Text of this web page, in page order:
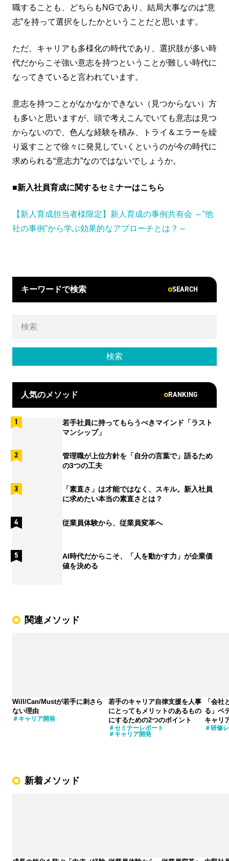
職することも、どちらもNGであり、結局大事なのは“意
志”を持って選択をしたかということだと思います。
ただ、キャリアも多様化の時代であり、選択肢が多い時
代だからこそ強い意志を持つということが難しい時代に
なってきていると言われています。
意志を持つことがなかなかできない（見つからない）方
も多いと思いますが、頭で考えこんでいても意志は見つ
からないので、色んな経験を積み、トライ＆エラーを繰
り返すことで徐々に発見していくというのが今の時代に
求められる“意志力”なのではないでしょうか。
■新入社員育成に関するセミナーはこちら
【新人育成担当者様限定】新人育成の事例共有会 ～”他
社の事例”から学ぶ効果的なアプローチとは？～
キーワードで検索 SEARCH
人気のメソッド RANKING
若手社員に持ってもらうべきマインド「ラスト
マンシップ」
管理職が上位方針を「自分の言葉で」語るため
の3つの工夫
「素直さ」は才能ではなく、スキル。新入社員
に求めたい本当の素直さとは？
従業員体験から、従業員変革へ
AI時代だからこそ、「人を動かす力」が企業価
値を決める
関連メソッド
Will/Can/Mustが若手に刺さら
ない理由
キャリア開発
若手のキャリア自律支援を人事
にとってもメリットのあるもの
にするための2つのポイント
セミナーレポート
キャリア開発
「会社
る」ベ
キャリ
研修
新着メソッド